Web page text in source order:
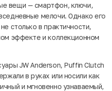
вещи — смартфон, ключи,
мелочи. Однако его
столько в практичности,
эффекте и коллекционном
JW Anderson, Puffin Clutch
в руках или носили как
и мгновенно узнаваемый,